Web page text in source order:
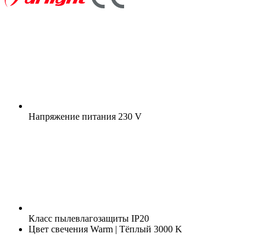
Напряжение питания 230 V
Класс пылевлагозащиты IP20
Цвет свечения Warm | Тёплый 3000 K